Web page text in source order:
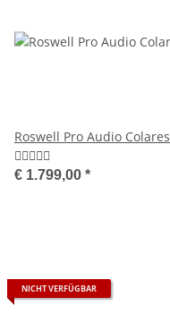
Roswell Pro Audio Colares
€ 1.799,00 *
NICHT VERFÜGBAR